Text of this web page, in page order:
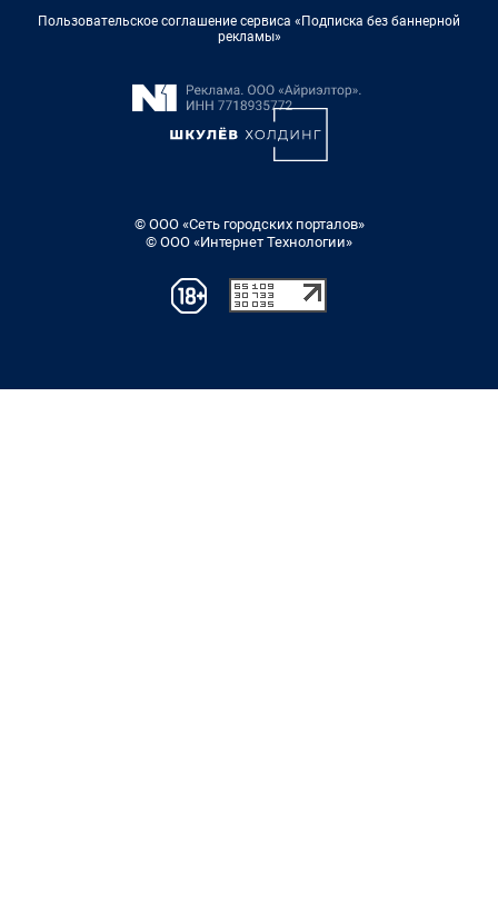
Пользовательское соглашение сервиса «Подписка без баннерной
рекламы»
© ООО «Сеть городских порталов»
© ООО «Интернет Технологии»